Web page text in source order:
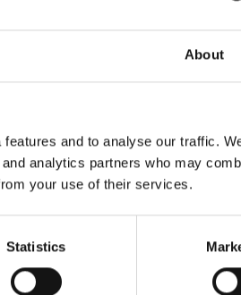
About
and to analyse our traffic.
analytics partners who may
your use of their services.
Statistics
"asiakaspalvelu".
Niittejä ja